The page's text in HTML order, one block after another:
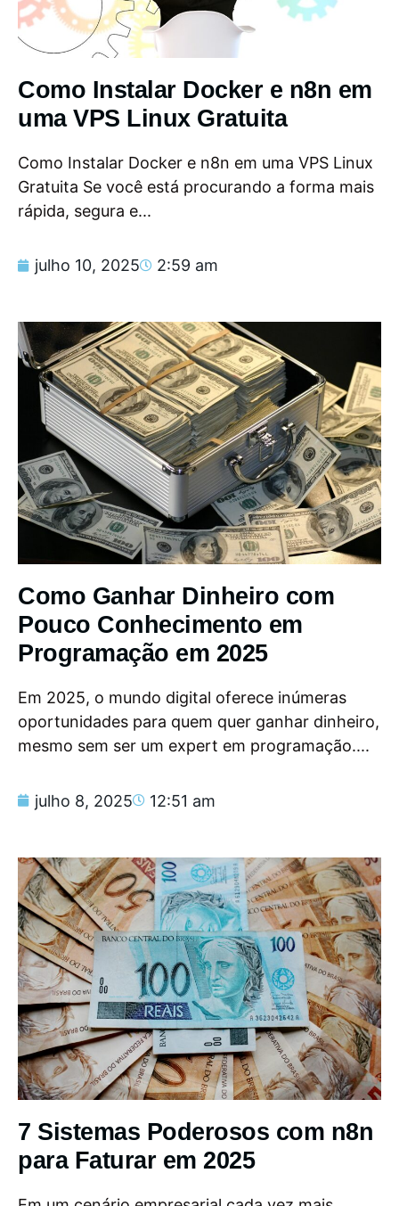
Como Instalar Docker e n8n em
uma VPS Linux Gratuita
Como Instalar Docker e n8n em uma VPS Linux
Gratuita Se você está procurando a forma mais
rápida, segura e...
julho 10, 2025 2:59 am
Como Ganhar Dinheiro com
Pouco Conhecimento em
Programação em 2025
Em 2025, o mundo digital oferece inúmeras
oportunidades para quem quer ganhar dinheiro,
mesmo sem ser um expert em programação....
julho 8, 2025 12:51 am
7 Sistemas Poderosos com n8n
para Faturar em 2025